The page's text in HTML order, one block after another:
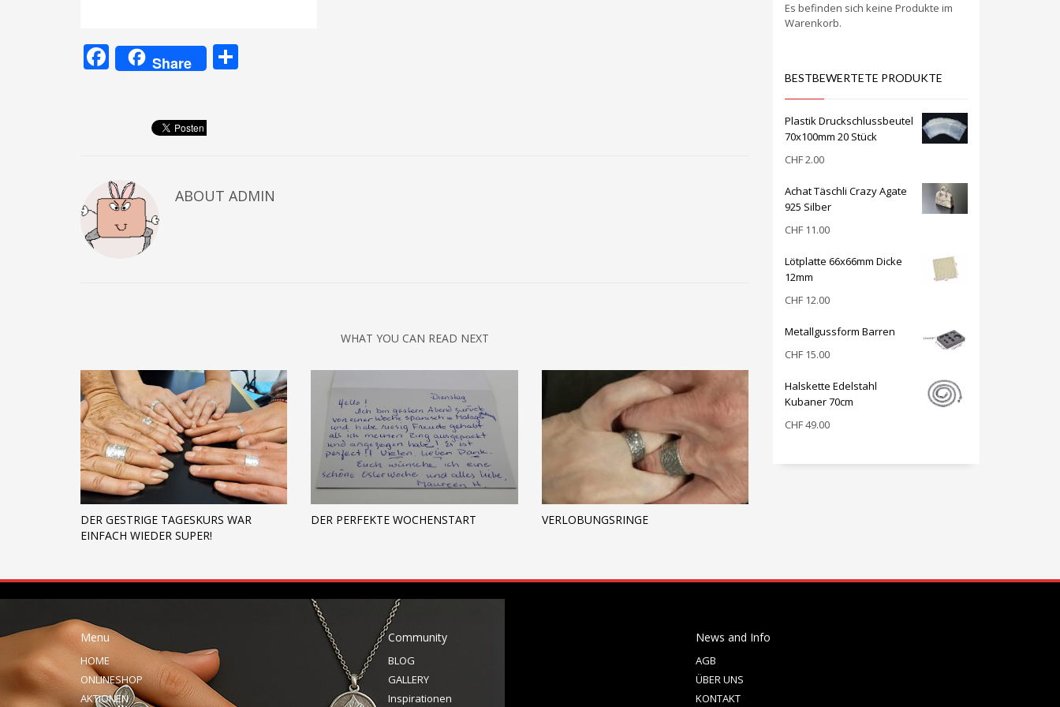
Facebook
Share
ABOUT ADMIN
WHAT YOU CAN READ NEXT
DER GESTRIGE TAGESKURS WAR
EINFACH WIEDER SUPER!
DER PERFEKTE WOCHENSTART VERLOBUNGSRINGE
Es befinden sich keine Produkte im
Warenkorb.
BESTBEWERTETE PRODUKTE
Plastik Druckschlussbeutel
70x100mm 20 Stück
CHF2.00
Achat Täschli Crazy Agate
925 Silber
CHF11.00
Lötplatte 66x66mm Dicke
12mm
CHF12.00
Metallgussform Barren
CHF15.00
Halskette Edelstahl
Kubaner 70cm
CHF49.00
Menu
HOME
ONLINESHOP
AKTIONEN
Community
BLOG
GALLERY
Inspirationen
News and Info
AGB
ÜBER UNS
KONTAKT